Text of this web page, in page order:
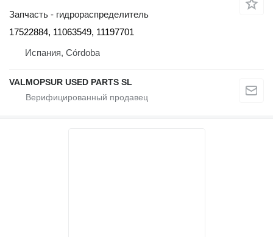
Запчасть - гидрораспределитель
17522884, 11063549, 11197701
Испания, Córdoba
VALMOPSUR USED PARTS SL